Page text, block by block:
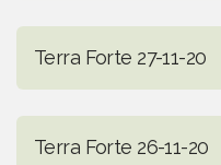
Terra Forte 27-11-20
Terra Forte 26-11-20